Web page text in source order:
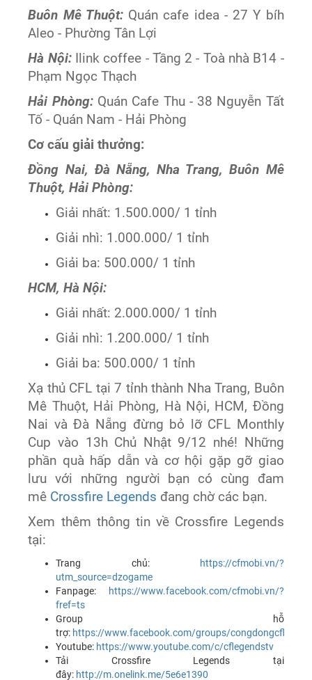
Buôn Mê Thuột: Quán cafe idea - 27 Y bíh
Aleo - Phường Tân Lợi
Hà Nội:Ilink coffee - Tầng 2 - Toà nhà B14 -
Phạm Ngọc Thạch
Hải Phòng:Quán Cafe Thu - 38 Nguyễn Tất
Tố - Quán Nam - Hải Phòng
Cơ cấu giải thưởng:
Đồng Nai, Đà Nẵng, Nha Trang, Buôn Mê
Thuột, Hải Phòng:
Giải nhất: 1.500.000/ 1 tỉnh
Giải nhì: 1.000.000/ 1 tỉnh
Giải ba: 500.000/ 1 tỉnh
HCM, Hà Nội:
Giải nhất: 2.000.000/ 1 tỉnh
Giải nhì: 1.200.000/ 1 tỉnh
Giải ba: 500.000/ 1 tỉnh
Xạ thủ CFL tại 7 tỉnh thành Nha Trang, Buôn
Mê Thuột, Hải Phòng, Hà Nội, HCM, Đồng
Nai và Đà Nẵng đừng bỏ lỡ CFL Monthly
Cup vào 13h Chủ Nhật 9/12 nhé! Những
phần quà hấp dẫn và cơ hội gặp gỡ giao
lưu với những người bạn có cùng đam
mê Crossfire Legends đang chờ các bạn.
Xem thêm thông tin về Crossfire Legends
tại:
Trang chủ:
https://cfmobi.vn/?
utm_source=dzogame
Fanpage:
https://www.facebook.com/cfmobi.vn/?
fref=ts
Group hỗ
trợ: https://www.facebook.com/groups/congdongcflvn
Youtube: https://www.youtube.com/c/cflegendstv
Tải Crossfire Legends tại
đây: http://m.onelink.me/5e6e1390